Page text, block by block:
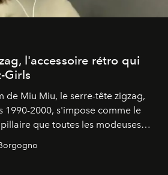
l'accessoire rétro qui
Girls
de Miu Miu, le serre-tête zigzag,
1990-2000, s'impose comme le
que toutes les modeuses